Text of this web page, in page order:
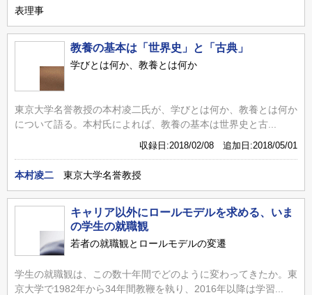
表理事
教養の基本は「世界史」と「古典」
学びとは何か、教養とは何か
東京大学名誉教授の本村凌二氏が、学びとは何か、教養とは何か
について語る。本村氏によれば、教養の基本は世界史と古...
収録日:2018/02/08 追加日:2018/05/01
本村凌二 東京大学名誉教授
キャリア以外にロールモデルを求める、いま
の学生の就職観
若者の就職観とロールモデルの変遷
学生の就職観は、この数十年間でどのように変わってきたか。東
京大学で1982年から34年間教鞭を執り、2016年以降は学習...